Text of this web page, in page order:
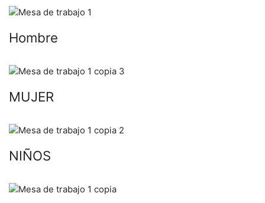
Hombre
MUJER
NIÑOS